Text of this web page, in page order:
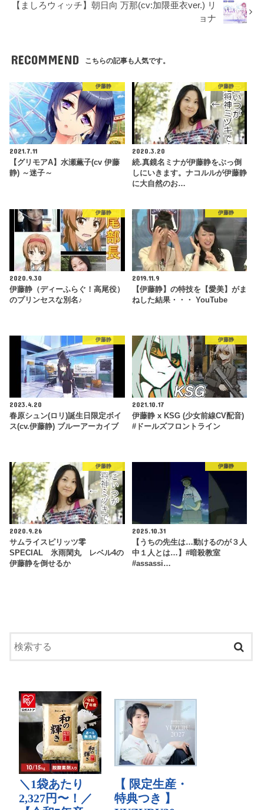
【ましろウィッチ】朝日向 万那(cv:加隈亜衣ver.) リ
ョナ
RECOMMEND こちらの記事も人気です。
伊藤静
2021.7.11
【グリモアA】水瀬薫子(cv 伊藤
静) ～迷子～
伊藤静
2020.3.20
続.真鏡名ミナが伊藤静をぶっ倒
しにいきます。ナコルルが伊藤静
に大自然のお…
伊藤静
2020.9.30
伊藤静（ディーふらぐ！高尾役）
のプリンセスな別名♪
伊藤静
2019.11.9
【伊藤静】の特技を【愛美】がま
ねした結果・・・ YouTube
伊藤静
2023.4.20
春原シュン(ロリ)誕生日限定ボイ
ス(cv.伊藤静) ブルーアーカイブ
伊藤静
2021.10.17
伊藤静 x KSG (少女前線CV配音)
#ドールズフロントライン
伊藤静
2020.9.26
サムライスピリッツ零
SPECIAL 氷雨閑丸 レベル4の
伊藤静を倒せるか
伊藤静
2025.10.31
【うちの先生は…動けるのが３人
中１人とは…】#暗殺教室
#assassi…